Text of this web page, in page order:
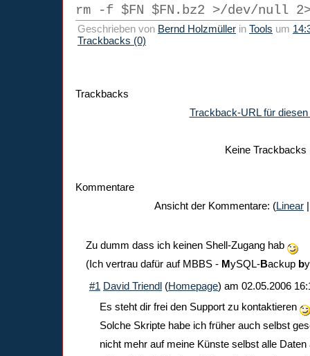
rm -f $FN $FN.bz2 >/dev/null
Geschrieben von Bernd Holzmüller in Tools um
Trackbacks (0)
Trackbacks
Trackback-URL für diesen
Keine Trackbacks
Kommentare
Ansicht der Kommentare: (Linear
Zu dumm dass ich keinen Shell-Zugang hab
(Ich vertrau dafür auf MBBS - MySQL-Backup b
#1 David Triendl (Homepage) am 02.05.2006
Es steht dir frei den Support zu kontaktieren
Solche Skripte habe ich früher auch selbst
nicht mehr auf meine Künste selbst alle